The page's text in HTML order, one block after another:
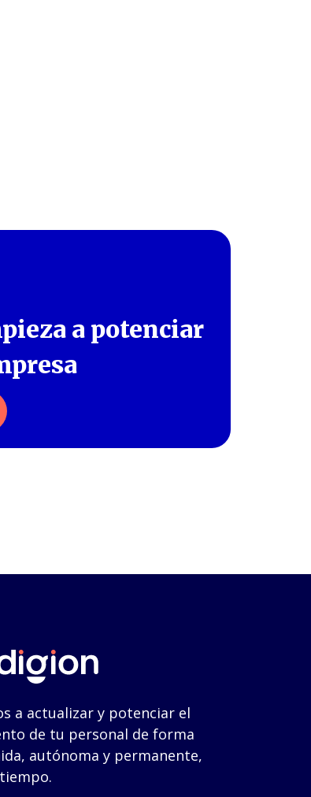
a potenciar
a actualizar y potenciar el
de tu personal de forma
autónoma y permanente,